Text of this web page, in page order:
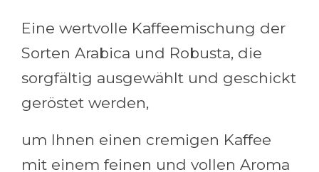
Eine wertvolle Kaffeemischung der
Sorten Arabica und Robusta, die
sorgfältig ausgewählt und geschickt
geröstet werden,
um Ihnen einen cremigen Kaffee
mit einem feinen und vollen Aroma